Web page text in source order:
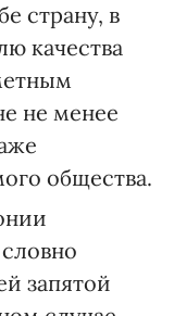
страну, в
качества
не менее
общества.
запятой